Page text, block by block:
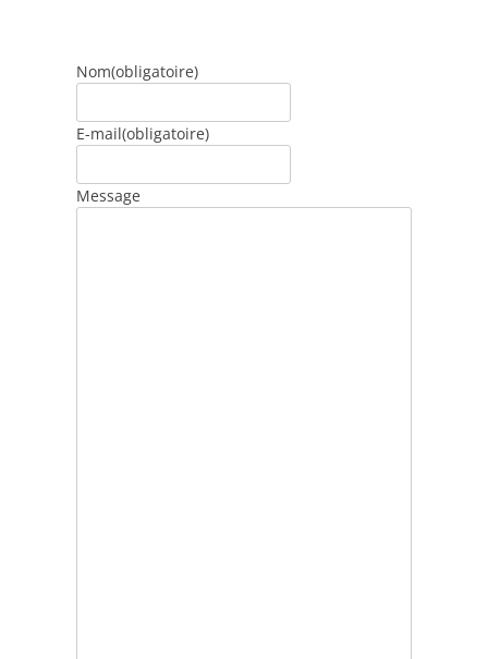
Nom(obligatoire)
E-mail(obligatoire)
Message